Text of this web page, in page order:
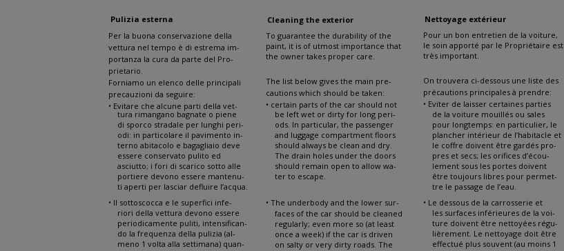
Cleaning the exterior
To guarantee the durability of the
paint, it is of utmost importance that
the owner takes proper care.
The list below gives the main pre-
cautions which should be taken:
• certain parts of the car should not
be left wet or dirty for long peri-
ods. In particular, the passenger
and luggage compartment floors
should always be clean and dry.
The drain holes under the doors
should remain open to allow wa-
ter to escape.
• The underbody and the lower sur-
faces of the car should be cleaned
regularly; even more so (at least
once a week) if the car is driven
on salty or very dirty roads. The
Nettoyage extérieur
Pour un bon entretien de la voiture,
le soin apporté par le Propriétaire est
très important.
On trouvera ci-dessous une liste des
précautions principales à prendre:
• Eviter de laisser certaines parties
de la voiture mouillés ou sales
pour longtemps: en particulier, le
plancher intérieur de l’habitacle et
le coffre doivent être gardés pro-
pres et secs; les orifices d’écou-
lement sous les portes doivent
être toujours libres pour permet-
tre le passage de l’eau.
• Le dessous de la carrosserie et
les surfaces inférieures de la voi-
ture doivent être nettoyées régu-
lièrement. Le nettoyage doit être
effectué plus souvent (au moins 1
Pulizia esterna
Per la buona conservazione della
vettura nel tempo è di estrema im-
portanza la cura da parte del Pro-
prietario.
Forniamo un elenco delle principali
precauzioni da seguire:
• Evitare che alcune parti della vet-
tura rimangano bagnate o piene
di sporco stradale per lunghi peri-
odi: in particolare il pavimento in-
terno abitacolo e bagagliaio deve
essere conservato pulito ed
asciutto; i fori di scarico sotto alle
portiere devono essere mantenu-
ti aperti per lasciar defluire l’acqua.
• Il sottoscocca e le superfici infe-
riori della vettura devono essere
periodicamente puliti, intensifican-
do la frequenza della pulizia (al-
meno 1 volta alla settimana) quan-